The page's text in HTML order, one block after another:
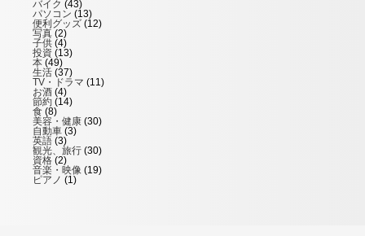
バイク (43)
パソコン (13)
便利グッズ (12)
写真 (2)
子供 (4)
投資 (13)
本 (49)
生活 (37)
TV・ドラマ (11)
お酒 (4)
節約 (14)
食 (8)
美容・健康 (30)
自動車 (3)
英語 (3)
観光、旅行 (30)
資格 (2)
音楽・映像 (19)
ピアノ (1)